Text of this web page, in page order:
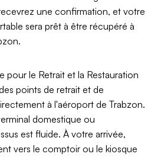
une confirmation, et votre
sera prêt à être récupéré à
pour le Retrait et la Restauration
points de retrait et de
à l'aéroport de Trabzon.
domestique ou
est fluide. À votre arrivée,
vers le comptoir ou le kiosque